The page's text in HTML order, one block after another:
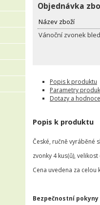
Objednávka
Název zboží
Vánoční zvonek
Popis k produktu
Parametry
Dotazy a
Popis k produktu
České, ručně vyráběné
zvonky 4 kus(ů), velikost
Cena uvedena za celou
Bezpečnostní